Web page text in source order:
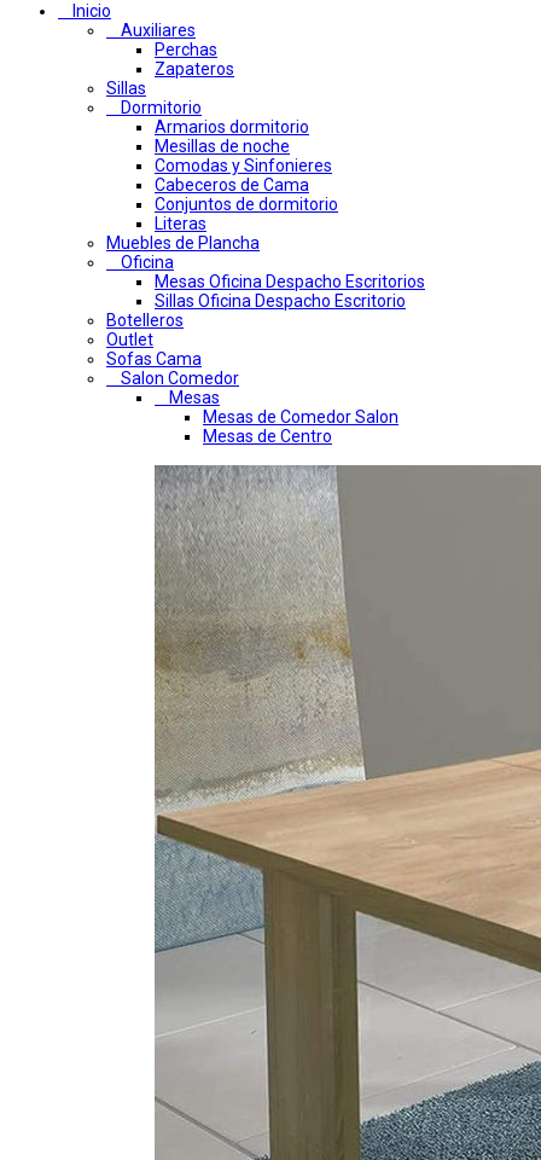
Inicio
Auxiliares
Perchas
Zapateros
Sillas
Dormitorio
Armarios dormitorio
Mesillas de noche
Comodas y Sinfonieres
Cabeceros de Cama
Conjuntos de dormitorio
Literas
Muebles de Plancha
Oficina
Mesas Oficina Despacho Escritorios
Sillas Oficina Despacho Escritorio
Botelleros
Outlet
Sofas Cama
Salon Comedor
Mesas
Mesas de Comedor Salon
Mesas de Centro